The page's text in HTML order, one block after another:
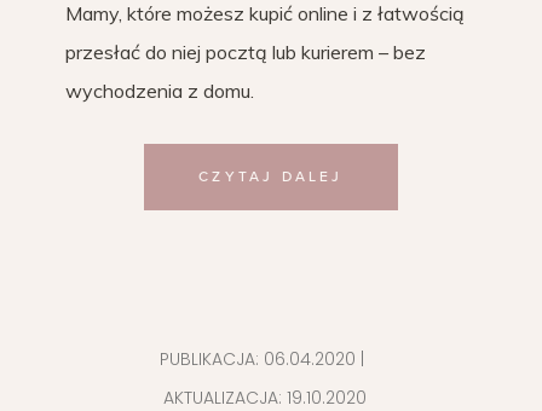
Mamy, które możesz kupić online i z łatwością
przesłać do niej pocztą lub kurierem – bez
wychodzenia z domu.
CZYTAJ DALEJ
PUBLIKACJA: 06.04.2020 |
AKTUALIZACJA: 19.10.2020